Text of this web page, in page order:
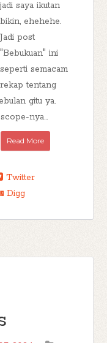
jadi saya ikutan
bikin, ehehehe.
Jadi post
"Bebukuan" ini
seperti semacam
rekap tentang
gitu ya.
nya...
Read More
Twitter
Digg